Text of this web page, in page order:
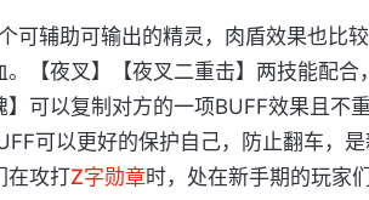
可辅助可输出的精灵，肉盾效果也比
。【夜叉】【夜叉二重击】两技能配合
可以复制对方的一项BUFF效果且不
可以更好的保护自己，防止翻车，
在攻打Z字勋章时，处在新手期的玩家